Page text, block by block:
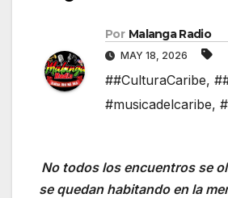
Por Malanga Radio
MAY 18, 2026
##CulturaCaribe,
#musicadelcaribe,
No todos los encuentros se
se quedan habitando en la